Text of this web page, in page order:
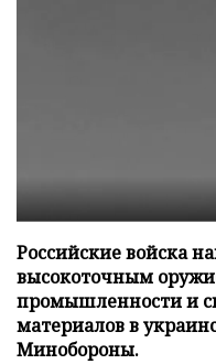
Российские войска
высокоточным
промышленности и
материалов в
Минобороны.